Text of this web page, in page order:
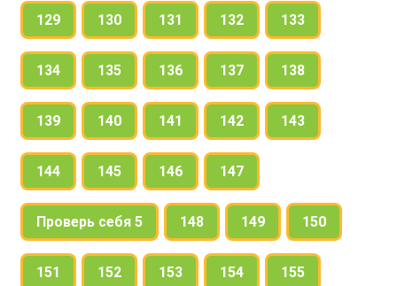
129 130 131 132 133
134 135 136 137 138
139 140 141 142 143
144 145 146 147
Проверь себя 5 148 149 150
151 152 153 154 155